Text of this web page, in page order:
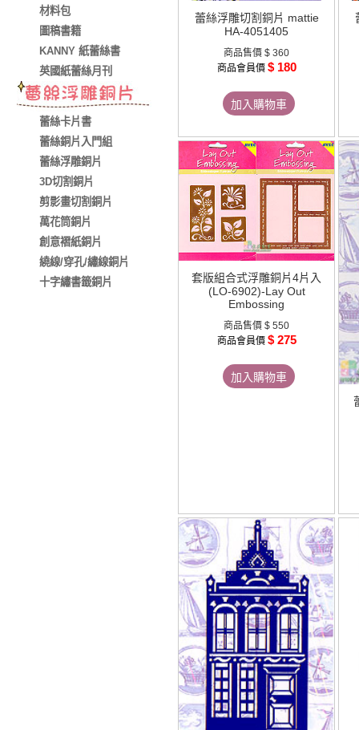
材料包
圖稿書籍
KANNY 紙蕾絲書
英國紙蕾絲月刊
蕾絲卡片書
蕾絲銅片入門組
蕾絲浮雕銅片
3D切割銅片
剪影畫切割銅片
萬花筒銅片
創意褶紙銅片
繞線/穿孔/繡線銅片
十字繡書籤銅片
蕾絲浮雕切割銅片 mattie
HA-4051405
商品售價 $ 360
商品會員價 $ 180
加入購物車
套版組合式浮雕銅片4片入
(LO-6902)-Lay Out
Embossing
商品售價 $ 550
商品會員價 $ 275
加入購物車